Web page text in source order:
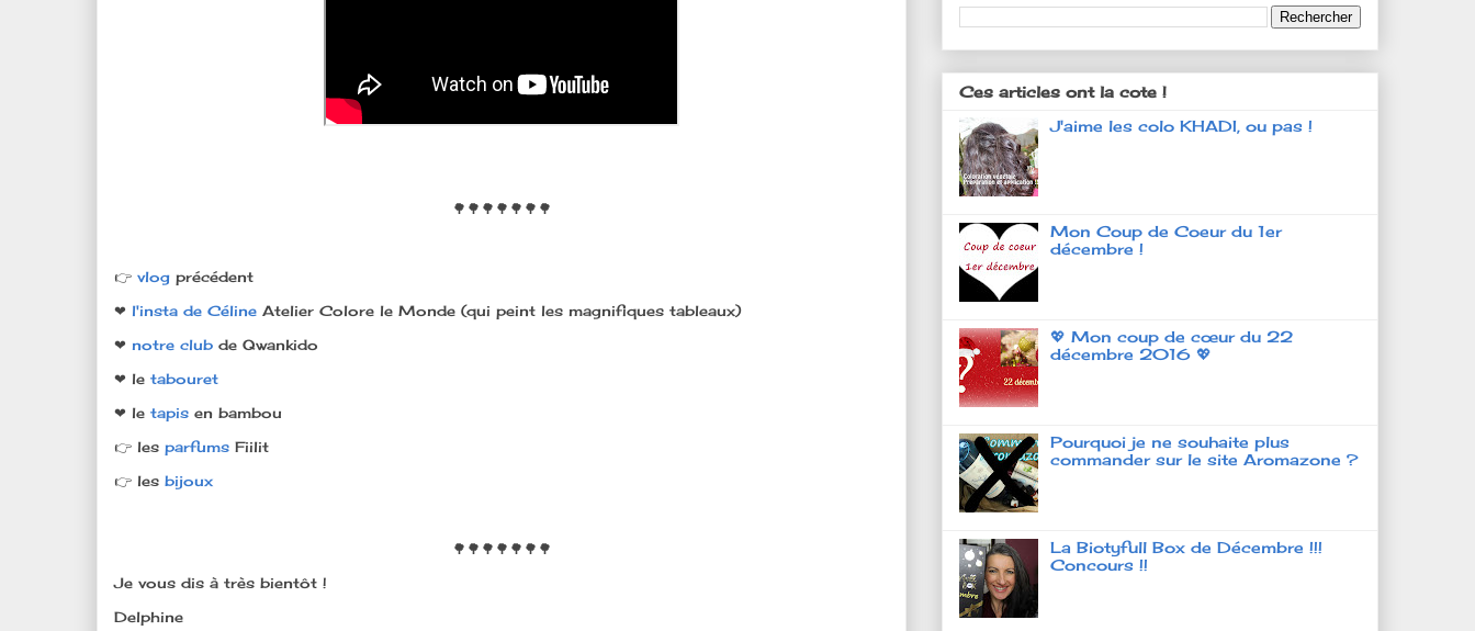
🌳🌳🌳🌳🌳🌳🌳
👉 vlog précédent
❤ l'insta de Céline Atelier Colore le Monde (qui peint les magnifiques tableaux)
❤ notre club de Qwankido
❤ le tabouret
❤ le tapis en bambou
👉 les parfums Fiilit
👉 les bijoux
🌳🌳🌳🌳🌳🌳🌳
Je vous dis à très bientôt !
Delphine
Ces articles ont la cote !
J'aime les colo KHADI, ou pas !
Mon Coup de Coeur du 1er
décembre !
💖 Mon coup de cœur du 22
décembre 2016 💖
Pourquoi je ne souhaite plus
commander sur le site Aromazone ?
La Biotyfull Box de Décembre !!!
Concours !!